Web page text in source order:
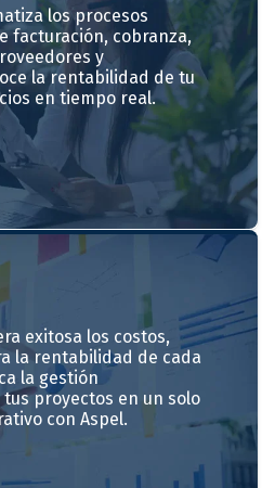
los procesos
facturación, cobranza,
y
la rentabilidad de tu
en tiempo real.
exitosa los costos,
la rentabilidad de cada
la gestión
proyectos en un solo
con Aspel.